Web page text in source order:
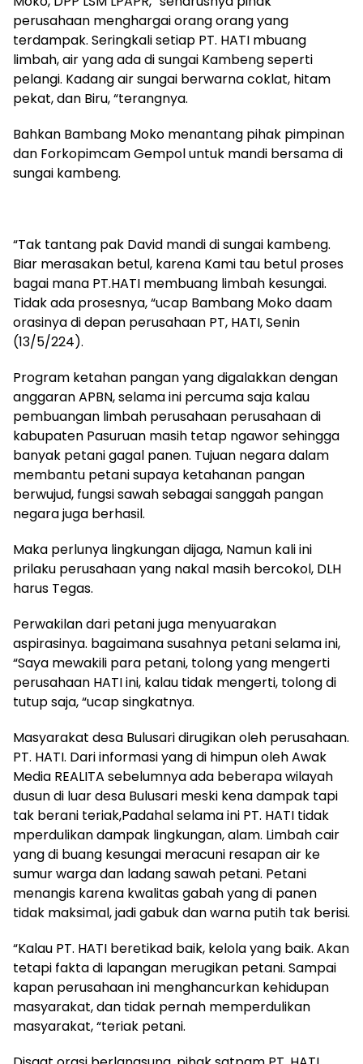
perusahaan menghargai orang orang yang
terdampak. Seringkali setiap PT. HATI mbuang
limbah, air yang ada di sungai Kambeng seperti
pelangi. Kadang air sungai berwarna coklat, hitam
pekat, dan Biru, “terangnya.
Bahkan Bambang Moko menantang pihak pimpinan
dan Forkopimcam Gempol untuk mandi bersama di
sungai kambeng.
“Tak tantang pak David mandi di sungai kambeng.
Biar merasakan betul, karena Kami tau betul proses
bagai mana PT.HATI membuang limbah kesungai.
Tidak ada prosesnya, “ucap Bambang Moko daam
orasinya di depan perusahaan PT, HATI, Senin
(13/5/224).
Program ketahan pangan yang digalakkan dengan
anggaran APBN, selama ini percuma saja kalau
pembuangan limbah perusahaan perusahaan di
kabupaten Pasuruan masih tetap ngawor sehingga
banyak petani gagal panen. Tujuan negara dalam
membantu petani supaya ketahanan pangan
berwujud, fungsi sawah sebagai sanggah pangan
negara juga berhasil.
Maka perlunya lingkungan dijaga, Namun kali ini
prilaku perusahaan yang nakal masih bercokol, DLH
harus Tegas.
Perwakilan dari petani juga menyuarakan
aspirasinya. bagaimana susahnya petani selama ini,
“Saya mewakili para petani, tolong yang mengerti
perusahaan HATI ini, kalau tidak mengerti, tolong di
tutup saja, “ucap singkatnya.
Masyarakat desa Bulusari dirugikan oleh perusahaan.
PT. HATI. Dari informasi yang di himpun oleh Awak
Media REALITA sebelumnya ada beberapa wilayah
dusun di luar desa Bulusari meski kena dampak tapi
tak berani teriak,Padahal selama ini PT. HATI tidak
mperdulikan dampak lingkungan, alam. Limbah cair
yang di buang kesungai meracuni resapan air ke
sumur warga dan ladang sawah petani. Petani
menangis karena kwalitas gabah yang di panen
tidak maksimal, jadi gabuk dan warna putih tak berisi.
“Kalau PT. HATI beretikad baik, kelola yang baik. Akan
tetapi fakta di lapangan merugikan petani. Sampai
kapan perusahaan ini menghancurkan kehidupan
masyarakat, dan tidak pernah memperdulikan
masyarakat, “teriak petani.